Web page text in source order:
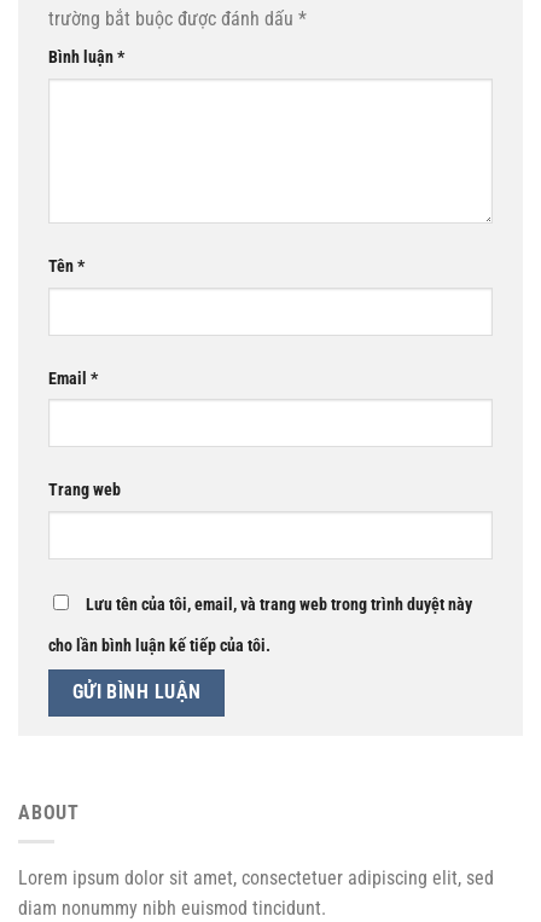
trường bắt buộc được đánh dấu *
Bình luận*
Tên*
Email *
Trang web
Lưu tên của tôi, email, và trang web trong trình duyệt này
cho lần bình luận kế tiếp của tôi.
ABOUT
Lorem ipsum dolor sit amet, consectetuer adipiscing elit, sed
diam nonummy nibh euismod tincidunt.